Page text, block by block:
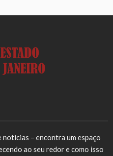
– encontra um espaço
ao seu redor e como isso